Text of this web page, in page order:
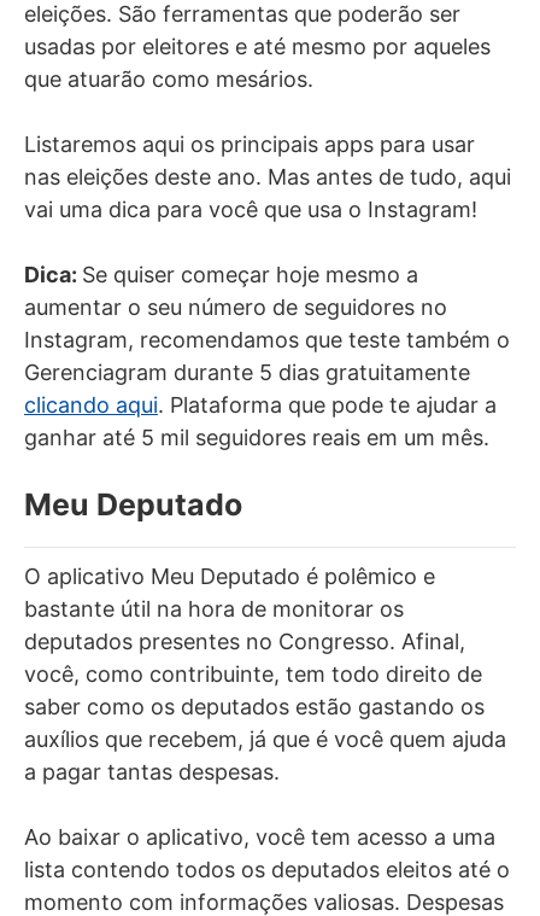
eleições. São ferramentas que poderão ser
usadas por eleitores e até mesmo por aqueles
que atuarão como mesários.
Listaremos aqui os principais apps para usar
nas eleições deste ano. Mas antes de tudo, aqui
vai uma dica para você que usa o Instagram!
Dica: Se quiser começar hoje mesmo a
aumentar o seu número de seguidores no
Instagram, recomendamos que teste também o
Gerenciagram durante 5 dias gratuitamente
clicando aqui. Plataforma que pode te ajudar a
ganhar até 5 mil seguidores reais em um mês.
Meu Deputado
O aplicativo Meu Deputado é polêmico e
bastante útil na hora de monitorar os
deputados presentes no Congresso. Afinal,
você, como contribuinte, tem todo direito de
saber como os deputados estão gastando os
auxílios que recebem, já que é você quem ajuda
a pagar tantas despesas.
Ao baixar o aplicativo, você tem acesso a uma
lista contendo todos os deputados eleitos até o
momento com informações valiosas. Despesas